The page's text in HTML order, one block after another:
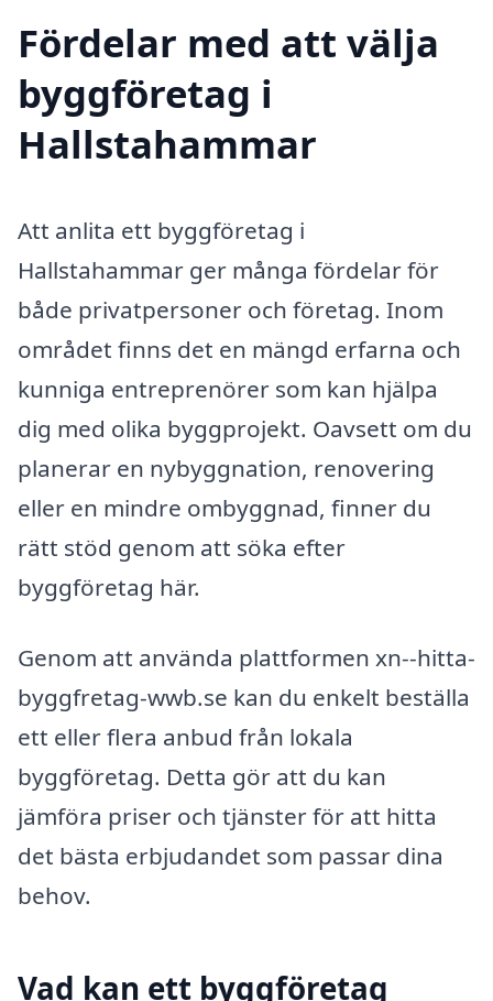
Fördelar med att välja
byggföretag i
Hallstahammar
Att anlita ett byggföretag i
Hallstahammar ger många fördelar för
både privatpersoner och företag. Inom
området finns det en mängd erfarna och
kunniga entreprenörer som kan hjälpa
dig med olika byggprojekt. Oavsett om du
planerar en nybyggnation, renovering
eller en mindre ombyggnad, finner du
rätt stöd genom att söka efter
byggföretag här.
Genom att använda plattformen xn--hitta-
byggfretag-wwb.se kan du enkelt beställa
ett eller flera anbud från lokala
byggföretag. Detta gör att du kan
jämföra priser och tjänster för att hitta
det bästa erbjudandet som passar dina
behov.
Vad kan ett byggföretag